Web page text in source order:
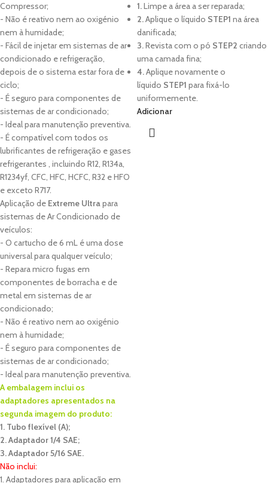
Compressor;
- Não é reativo nem ao oxigénio
nem à humidade;
- Fácil de injetar em sistemas de ar
condicionado e refrigeração,
depois de o sistema estar fora de
ciclo;
- É seguro para componentes de
sistemas de ar condicionado;
- Ideal para manutenção preventiva.
- É compatível com todos os
lubrificantes de refrigeração e gases
refrigerantes , incluindo R12, R134a,
R1234yf, CFC, HFC, HCFC, R32 e HFO
e exceto R717.
Aplicação de Extreme Ultrapara
sistemas de Ar Condicionado de
veículos:
- O cartucho de 6 mL é uma dose
universal para qualquer veículo;
- Repara micro fugas em
componentes de borracha e de
metal em sistemas de ar
condicionado;
- Não é reativo nem ao oxigénio
nem à humidade;
- É seguro para componentes de
sistemas de ar condicionado;
- Ideal para manutenção preventiva.
A embalagem inclui os
adaptadores apresentados na
segunda imagem do produto:
1. Tubo flexível (A);
2. Adaptador 1/4 SAE;
3. Adaptador 5/16 SAE.
Não inclui:
1. Adaptadores para aplicação em
1.Limpe a área a ser reparada;
2.Aplique o líquido STEP1 na área
danificada;
3.Revista com o pó STEP2 criando
uma camada fina;
4.Aplique novamente o
líquido STEP1 para fixá-lo
uniformemente.
Adicionar